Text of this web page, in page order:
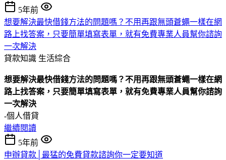
5年前
想要解決最快借錢方法的問題嗎？不用再跟無頭蒼蠅一樣在網
路上找答案，只要簡單填寫表單，就有免費專業人員幫你諮詢
一次解決
貸款知識 生活綜合
想要解決最快借錢方法的問題嗎？不用再跟無頭蒼蠅一樣在網
路上找答案，只要簡單填寫表單，就有免費專業人員幫你諮詢
一次解決
-個人借貸
繼續閱讀
5年前
申辦貸款│最猛的免費貸款諮詢你一定要知道